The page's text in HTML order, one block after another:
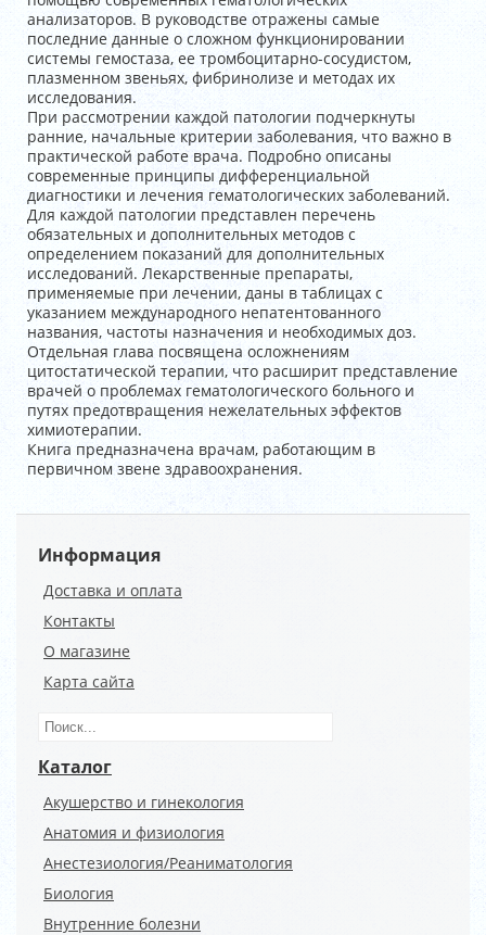
анализаторов. В руководстве отражены самые
последние данные о сложном функционировании
системы гемостаза, ее тромбоцитарно-сосудистом,
плазменном звеньях, фибринолизе и методах их
исследования.
При рассмотрении каждой патологии подчеркнуты
ранние, начальные критерии заболевания, что важно в
практической работе врача. Подробно описаны
современные принципы дифференциальной
диагностики и лечения гематологических заболеваний.
Для каждой патологии представлен перечень
обязательных и дополнительных методов с
определением показаний для дополнительных
исследований. Лекарственные препараты,
применяемые при лечении, даны в таблицах с
указанием международного непатентованного
названия, частоты назначения и необходимых доз.
Отдельная глава посвящена осложнениям
цитостатической терапии, что расширит представление
врачей о проблемах гематологического больного и
путях предотвращения нежелательных эффектов
химиотерапии.
Книга предназначена врачам, работающим в
первичном звене здравоохранения.
Информация
Доставка и оплата
Контакты
О магазине
Карта сайта
Каталог
Акушерство и гинекология
Анатомия и физиология
Анестезиология/Реаниматология
Биология
Внутренние болезни